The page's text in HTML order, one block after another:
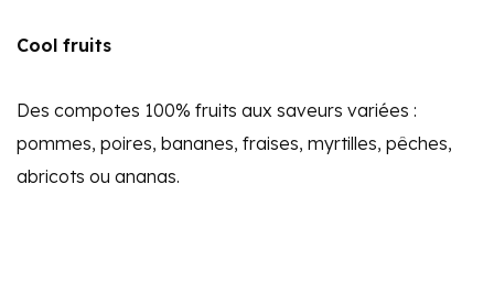
Cool fruits
Des compotes 100% fruits aux saveurs variées :
pommes, poires, bananes, fraises, myrtilles, pêches,
abricots ou ananas.